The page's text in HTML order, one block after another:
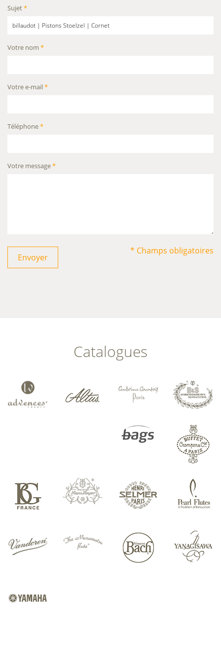
Sujet*
Votre nom *
Votre e-mail*
Téléphone*
Votre message*
Envoyer
* Champs obligatoires
Catalogues